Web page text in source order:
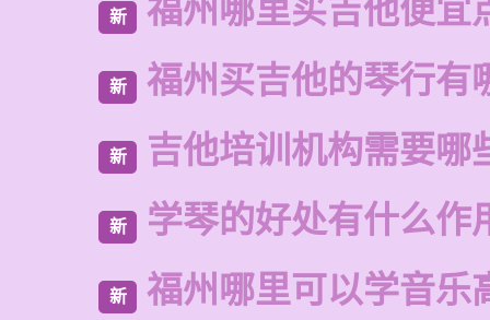
新 福州哪里买吉他便宜
新 福州买吉他的琴行有
新 吉他培训机构需要哪
新 学琴的好处有什么作
新 福州哪里可以学音乐